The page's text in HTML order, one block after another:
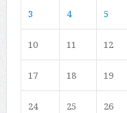
3 4 5
10 11 12
17 18 19
24 25 26